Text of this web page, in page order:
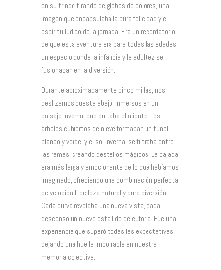
en su trineo tirando de globos de colores, una
imagen que encapsulaba la pura felicidad y el
espíritu lúdico de la jornada. Era un recordatorio
de que esta aventura era para todas las edades,
un espacio donde la infancia y la adultez se
fusionaban en la diversión.
Durante aproximadamente cinco millas, nos
deslizamos cuesta abajo, inmersos en un
paisaje invernal que quitaba el aliento. Los
árboles cubiertos de nieve formaban un túnel
blanco y verde, y el sol invernal se filtraba entre
las ramas, creando destellos mágicos. La bajada
era más larga y emocionante de lo que habíamos
imaginado, ofreciendo una combinación perfecta
de velocidad, belleza natural y pura diversión.
Cada curva revelaba una nueva vista, cada
descenso un nuevo estallido de euforia. Fue una
experiencia que superó todas las expectativas,
dejando una huella imborrable en nuestra
memoria colectiva.